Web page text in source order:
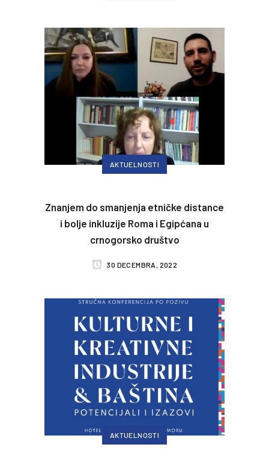
AKTUELNOSTI
Znanjem do smanjenja etničke distance
i bolje inkluzije Roma i Egipćana u
crnogorsko društvo
30 DECEMBRA, 2022
AKTUELNOSTI